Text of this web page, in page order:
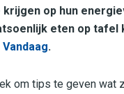
op hun
eten op tafel
.
om tips te geven wat